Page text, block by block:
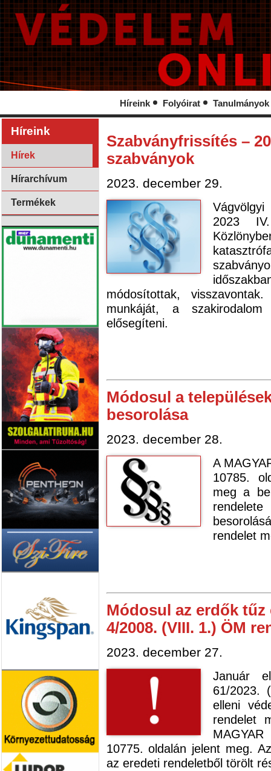
Híreink Folyóirat Tanulmányok
Híreink
Hírek
Hírarchívum
Termékek
Szabványfrissítés –
szabványok
2023. december 29.
2023
módosítottak,
munkáját, a
elősegíteni.
Módosul a
besorolása
2023. december 28.
A
10785.
meg a
rendelet
Módosul az erdők
4/2008. (VIII. 1.) ÖM
2023. december 27.
Január
61/2023.
elleni
rendelet
10775. oldalán jelent meg.
az eredeti rendeletből törölt